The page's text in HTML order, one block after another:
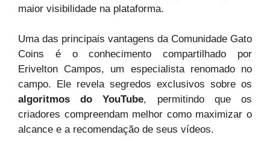
maior visibilidade na plataforma.
Uma das principais vantagens da Comunidade Gato
Coins é o conhecimento compartilhado por
Erivelton Campos, um especialista renomado no
campo. Ele revela segredos exclusivos sobre os
algoritmos do YouTube, permitindo que os
criadores compreendam melhor como maximizar o
alcance e a recomendação de seus vídeos.